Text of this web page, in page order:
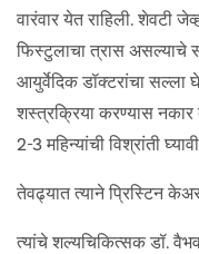
वारंवार येत राहिली. शेवटी
फिस्टुलाचा त्रास असल्याचे
आयुर्वेदिक डॉक्टरांचा सल्ला
शस्त्रक्रिया करण्यास नकार
2-3 महिन्यांची विश्रांती
तेवढ्यात त्याने प्रिस्टिन
त्यांचे शल्यचिकित्सक डॉ. वैभव